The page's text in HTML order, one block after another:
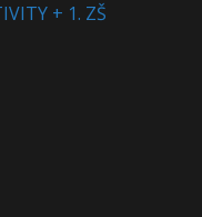
+ 1. ZŠ